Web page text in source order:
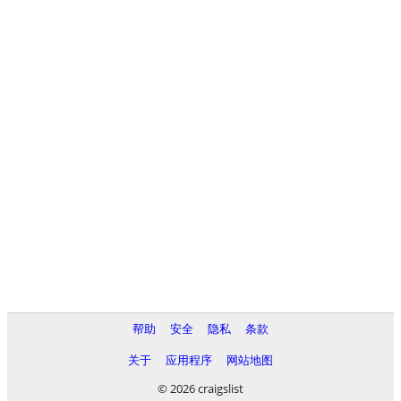
帮助 安全 隐私
条款
关于
应用程序
网站地图
© 2026 craigslist